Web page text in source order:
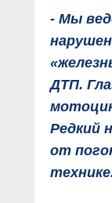
- Мы
ДТП.
Редкий
от